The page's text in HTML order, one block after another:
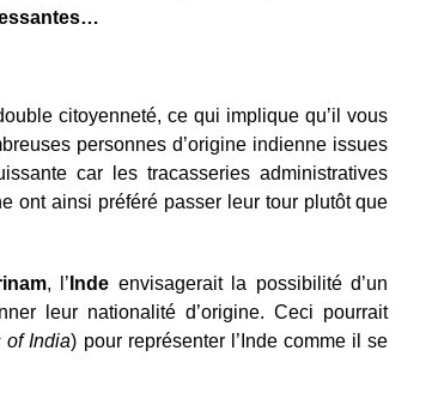
citoyenneté, ce qui implique qu’il vous
personnes d’origine indienne issues
car les tracasseries administratives
ont ainsi préféré passer leur tour plutôt que
, l’ Inde envisagerait la possibilité d’un
leur nationalité d’origine. Ceci pourrait
of India) pour représenter l’Inde comme il se